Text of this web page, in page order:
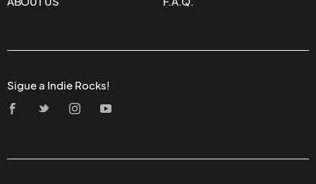
Sigue a Indie Rocks!